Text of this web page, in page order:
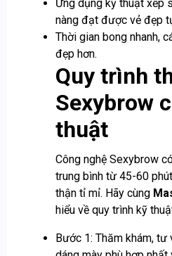
Ứng dụng kỹ thuật xếp
nàng đạt được vẻ đẹp
Thời gian bong nhanh,
đẹp hơn.
Quy trình
Sexybrow
thuật
Công nghệ Sexybrow
trung bình từ 45-60
thận tỉ mỉ. Hãy cùng
hiểu về quy trình kỹ
Bước 1: Thăm khám,